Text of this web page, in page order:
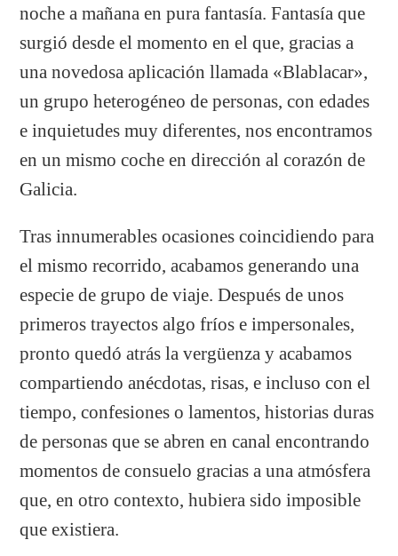
noche a mañana en pura fantasía. Fantasía que
surgió desde el momento en el que, gracias a
una novedosa aplicación llamada «Blablacar»,
un grupo heterogéneo de personas, con edades
e inquietudes muy diferentes, nos encontramos
en un mismo coche en dirección al corazón de
Galicia.
Tras innumerables ocasiones coincidiendo para
el mismo recorrido, acabamos generando una
especie de grupo de viaje. Después de unos
primeros trayectos algo fríos e impersonales,
pronto quedó atrás la vergüenza y acabamos
compartiendo anécdotas, risas, e incluso con el
tiempo, confesiones o lamentos, historias duras
de personas que se abren en canal encontrando
momentos de consuelo gracias a una atmósfera
que, en otro contexto, hubiera sido imposible
que existiera.